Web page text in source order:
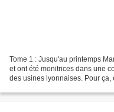
Tome 1 : Jusqu'au printemps
et ont été monitrices dans une
des usines lyonnaises. Pour